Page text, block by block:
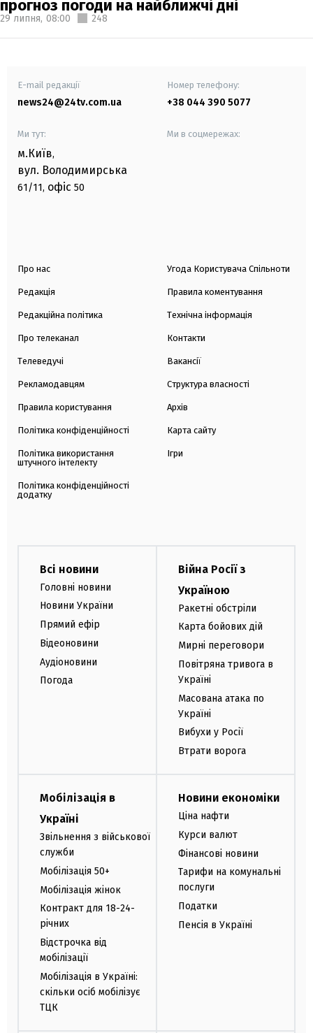
прогноз погоди на найближчі дні
29 липня, 08:00 248
E-mail редакції
news24@24tv.com.ua
Номер телефону:
+38 044 390 5077
Ми тут:
м.Київ,
вул. Володимирська
61/11, офіс 50
Ми в соцмережах:
Про нас
Редакція
Редакційна політика
Про телеканал
Телеведучі
Рекламодавцям
Правила користування
Політика конфіденційності
Політика використання
штучного інтелекту
Політика конфіденційності
додатку
Угода Користувача Спільноти
Правила коментування
Технічна інформація
Контакти
Вакансії
Структура власності
Архів
Карта сайту
Ігри
Всі новини
Головні новини
Новини України
Прямий ефір
Відеоновини
Аудіоновини
Погода
Війна Росії з
Україною
Ракетні обстріли
Карта бойових дій
Мирні переговори
Повітряна тривога в
Україні
Масована атака по
Україні
Вибухи у Росії
Втрати ворога
Мобілізація в
Україні
Звільнення з військової
служби
Мобілізація 50+
Мобілізація жінок
Контракт для 18-24-
річних
Відстрочка від
мобілізації
Мобілізація в Україні:
скільки осіб мобілізує
ТЦК
Новини економіки
Ціна нафти
Курси валют
Фінансові новини
Тарифи на комунальні
послуги
Податки
Пенсія в Україні